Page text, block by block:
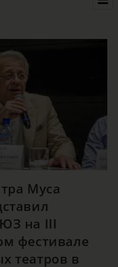
Муса
на III
фестивале
театров в